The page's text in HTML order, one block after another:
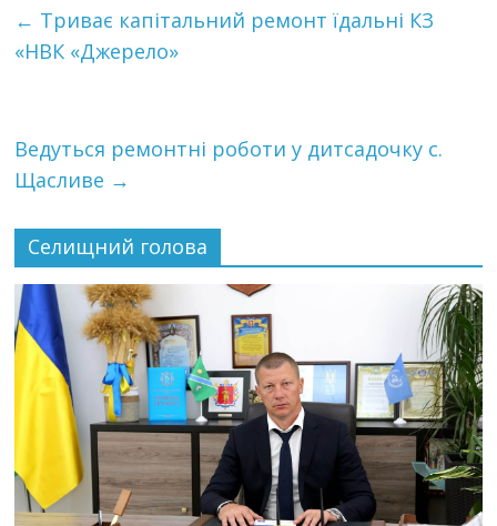
← Триває капітальний ремонт їдальні КЗ
«НВК «Джерело»
Ведуться ремонтні роботи у дитсадочку с.
Щасливе →
Селищний голова